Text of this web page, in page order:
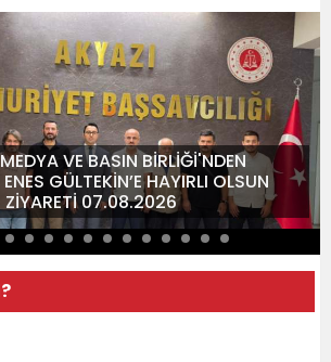
VE BASIN BİRLİĞİ'NDEN
GÜLTEKİN’E HAYIRLI OLSUN
ZİYARETİ 07.08.2026